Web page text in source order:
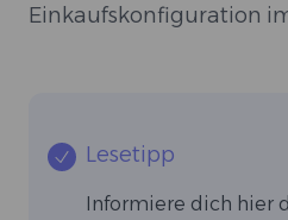
Einkaufskonfiguration
Lesetipp
Informiere dich hier